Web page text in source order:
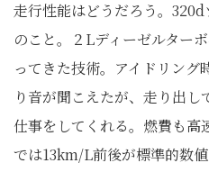
走行性能はどうだろう。
のこと。２Lディーゼルター
ってきた技術。アイドリング
り音が聞こえたが、走り出
仕事をしてくれる。燃費も
では13km/L前後が標準的数